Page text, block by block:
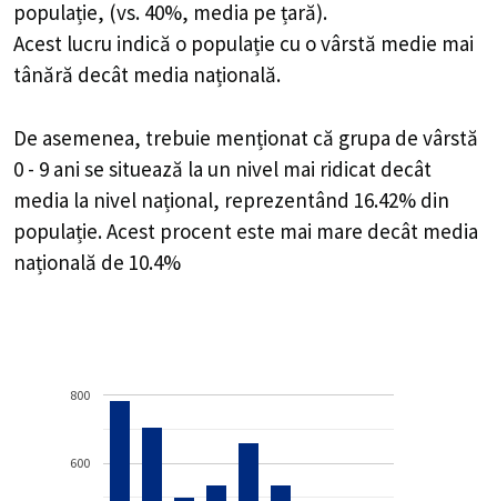
populație, (vs. 40%, media pe țară).
Acest lucru indică o populație cu o vârstă medie mai
tânără decât media națională.
De asemenea, trebuie menționat că grupa de vârstă
0 - 9 ani se situează la un nivel mai ridicat decât
media la nivel național, reprezentând 16.42% din
populație. Acest procent este mai mare decât media
națională de 10.4%
600
800